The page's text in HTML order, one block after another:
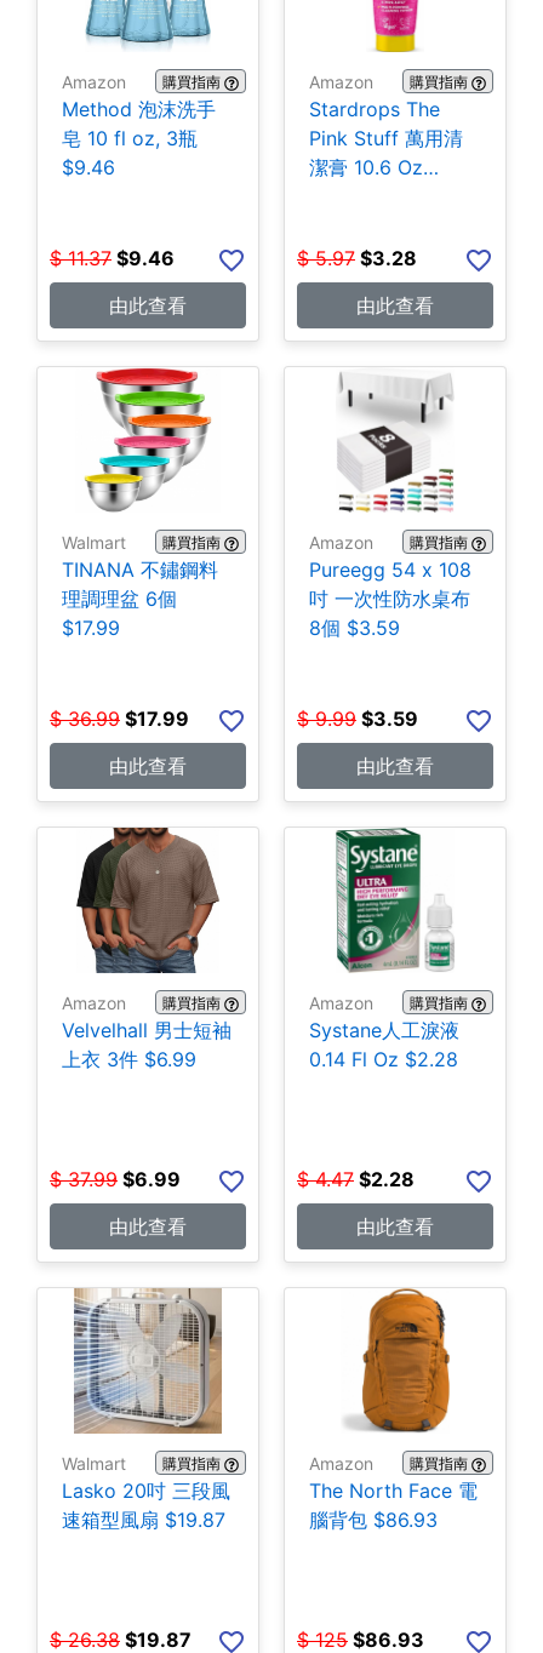
Amazon 購買指南
Method 泡沫洗手
皂 10 fl oz, 3瓶
$9.46
$ 11.37 $9.46
由此查看
Amazon 購買指南
Stardrops The
Pink Stuff 萬用清
潔膏 10.6 Oz
$ 5.97 $3.28
由此查看
Walmart 購買指南
TINANA 不鏽鋼料
理調理盆 6個
$17.99
$ 36.99 $17.99
由此查看
Amazon 購買指南
Pureegg 54 x 108
吋 一次性防水桌布
8個 $3.59
$ 9.99 $3.59
由此查看
Amazon 購買指南
Velvelhall 男士短袖
上衣 3件 $6.99
$ 37.99 $6.99
由此查看
Amazon 購買指南
Systane人工淚液
0.14 Fl Oz $2.28
$ 4.47 $2.28
由此查看
Walmart 購買指南
Lasko 20吋 三段風
速箱型風扇 $19.87
$ 26.38 $19.87
Amazon 購買指南
The North Face 電
腦背包 $86.93
$ 125 $86.93